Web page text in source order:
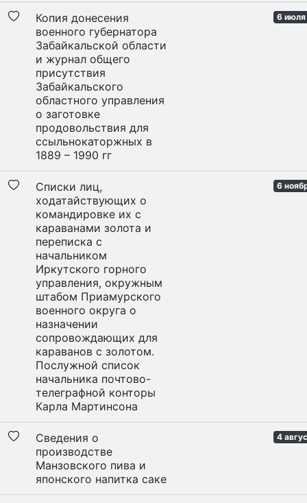
Копия донесения
военного губернатора
Забайкальской области
и журнал общего
присутствия
Забайкальского
областного управления
о заготовке
продовольствия для
ссыльнокаторжных в
1889 – 1990 гг
6 июля
Списки лиц,
ходатайствующих о
командировке их с
караванами золота и
переписка с
начальником
Иркутского горного
управления, окружным
штабом Приамурского
военного округа о
назначении
сопровождающих для
караванов с золотом.
Послужной список
начальника почтово-
телеграфной конторы
Карла Мартинсона
6
Сведения о
производстве
Манзовского пива и
японского напитка саке
4